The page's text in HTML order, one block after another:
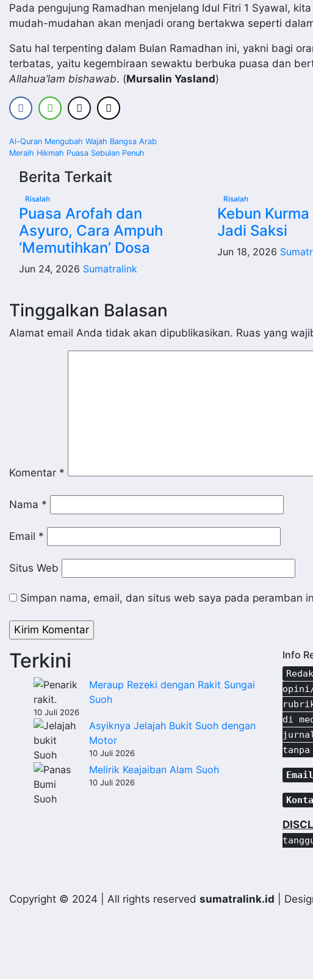
Pada pengujung Ramadhan menjelang Idul Fitri 1 Syawal,
mudah-mudahan akan menjadi orang bertakwa seperti
Satu hal terpenting dalam Bulan Ramadhan ini, yakni bagi
terbatas, yaitu kegembiraan sewaktu berbuka puasa dan
Allahua’lam bishawab. (Mursalin Yasland)
Navigasi
pos
Al-Quran Mengubah Wajah Bangsa Arab
Meraih Hikmah Puasa Sebulan Penuh
Berita Terkait
Risalah
Puasa Arofah dan
Asyuro, Cara Ampuh
‘Memutihkan’ Dosa
Jun 24, 2026 Sumatralink
Risalah
Kebun
Jadi Saksi
Jun 18, 2026
Tinggalkan Balasan
Alamat email Anda tidak akan dipublikasikan. Ruas yang
Komentar *
Nama *
Email *
Situs Web
Simpan nama, email, dan situs web saya pada peramban
Terkini
Meraup Rezeki dengan Rakit Sungai
Suoh
10 Juli 2026
Asyiknya Jelajah Bukit Suoh dengan
Motor
10 Juli 2026
Melirik Keajaiban Alam Suoh
10 Juli 2026
Info
di
Copyright © 2024 | All rights reserved sumatralink.id |